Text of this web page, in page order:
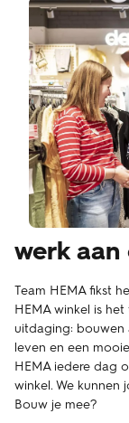
werk aan
Team HEMA fikst
HEMA winkel is
uitdaging: bouwen
leven en een
HEMA iedere dag
winkel. We
Bouw je mee?